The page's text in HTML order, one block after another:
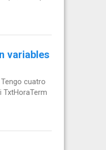
variables
cuatro
TxtHoraTerm